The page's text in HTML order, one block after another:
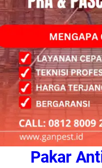
Pakar